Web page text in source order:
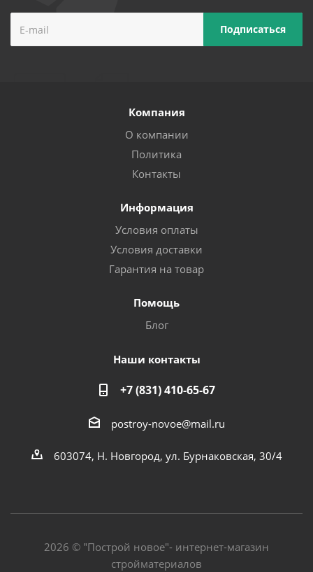
Компания
О компании
Политика
Контакты
Информация
Условия оплаты
Условия доставки
Гарантия на товар
Помощь
Блог
Наши контакты
+7 (831) 410-65-67
postroy-novoe@mail.ru
603074, Н. Новгород, ул. Бурнаковская, 30/4
2026 © "Построй новое"- интернет-магазин
стройматериалов